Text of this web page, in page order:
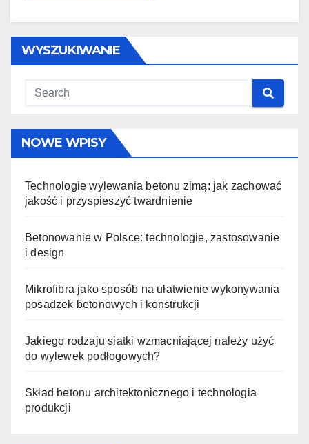
WYSZUKIWANIE
NOWE WPISY
Technologie wylewania betonu zimą: jak zachować
jakość i przyspieszyć twardnienie
Betonowanie w Polsce: technologie, zastosowanie
i design
Mikrofibra jako sposób na ułatwienie wykonywania
posadzek betonowych i konstrukcji
Jakiego rodzaju siatki wzmacniającej należy użyć
do wylewek podłogowych?
Skład betonu architektonicznego i technologia
produkcji